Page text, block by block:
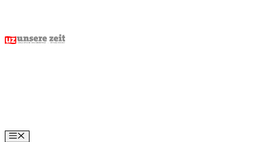
content
Menu